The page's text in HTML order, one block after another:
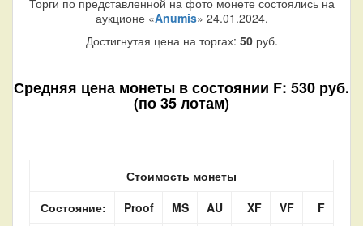
аукционе «Anumis» 24.01.2024.
Достигнутая цена на торгах: 50руб.
Средняя цена монеты в состоянии F: 530 руб.
(по 35 лотам)
Стоимость монеты
Состояние:
Proof MS AU XF VF
F